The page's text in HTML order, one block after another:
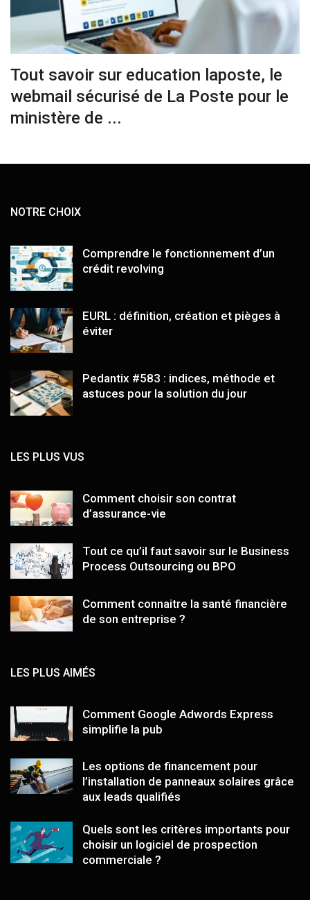
Tout savoir sur education laposte, le
webmail sécurisé de La Poste pour le
ministère de ...
NOTRE CHOIX
Comprendre le fonctionnement d’un
crédit revolving
EURL : définition, création et pièges à
éviter
Pedantix #583 : indices, méthode et
astuces pour la solution du jour
LES PLUS VUS
Comment choisir son contrat
d’assurance-vie
Tout ce qu’il faut savoir sur le Business
Process Outsourcing ou BPO
Comment connaitre la santé financière
de son entreprise ?
LES PLUS AIMÉS
Comment Google Adwords Express
simplifie la pub
Les options de financement pour
l’installation de panneaux solaires grâce
aux leads qualifiés
Quels sont les critères importants pour
choisir un logiciel de prospection
commerciale ?